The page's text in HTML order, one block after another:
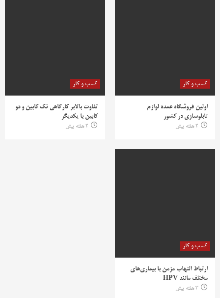
کسب و کار
اولین فروشگاه عمده لوازم
تابلوسازی در کشور
2 هفته پیش
کسب و کار
تفاوت بالابر کارگاهی تک کابین و دو
کابین با یکدیگر
2 هفته پیش
کسب و کار
ارتباط التهاب مزمن با بیماری‌های
مختلف مانند HPV
3 هفته پیش